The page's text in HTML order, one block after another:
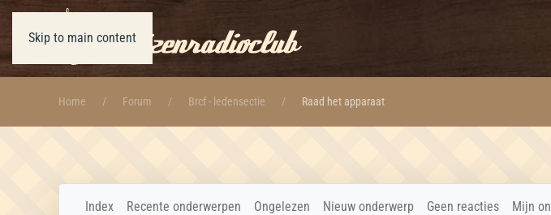
Skip to main content
Home Forum Brcf - ledensectie Raad het apparaat
Index Recente onderwerpen Ongelezen Nieuw onderwerp Geen reacties Mijn